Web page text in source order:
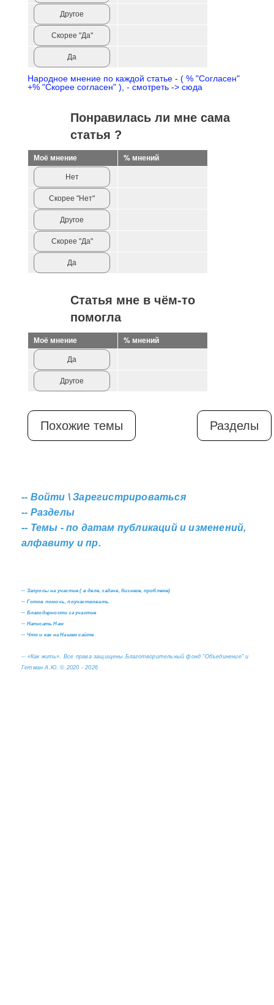
Другое
Скорее "Да"
Да
Народное мнение по каждой статье - ( % "Согласен"
+% "Скорее согласен" ), - смотреть -> сюда
Понравилась ли мне сама
статья ?
Моё мнение % мнений
Нет
Скорее "Нет"
Другое
Скорее "Да"
Да
Статья мне в чём-то
помогла
Моё мнение % мнений
Да
Другое
Похожие темы Разделы
-- Войти \ Зарегистрироваться
-- Разделы
-- Темы - по датам публикаций и изменений,
алфавиту и пр.
-- Запросы на участие ( в деле, задаче, бизнесе, проблеме)
-- Готов помочь, поучаствовать
-- Благодарности за участие
-- Написать Нам
-- Что и как на Нашем сайте
-- «Как жить». Все права защищены. Благотворительный фонд "Объединение" и
Гетман А.Ю. © 2020 - 2026